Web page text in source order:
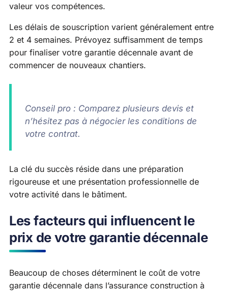
valeur vos compétences.
Les délais de souscription varient généralement entre
2 et 4 semaines. Prévoyez suffisamment de temps
pour finaliser votre garantie décennale avant de
commencer de nouveaux chantiers.
Conseil pro : Comparez plusieurs devis et
n’hésitez pas à négocier les conditions de
votre contrat.
La clé du succès réside dans une préparation
rigoureuse et une présentation professionnelle de
votre activité dans le bâtiment.
Les facteurs qui influencent le
prix de votre garantie décennale
Beaucoup de choses déterminent le coût de votre
garantie décennale dans l’assurance construction à